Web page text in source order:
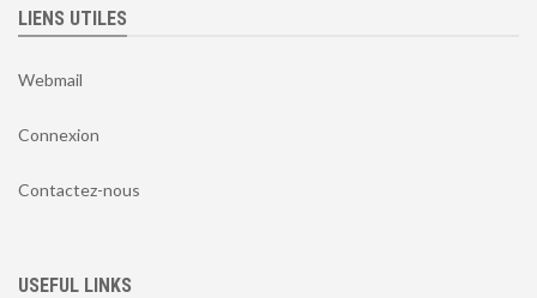
LIENS UTILES
Webmail
Connexion
Contactez-nous
USEFUL LINKS